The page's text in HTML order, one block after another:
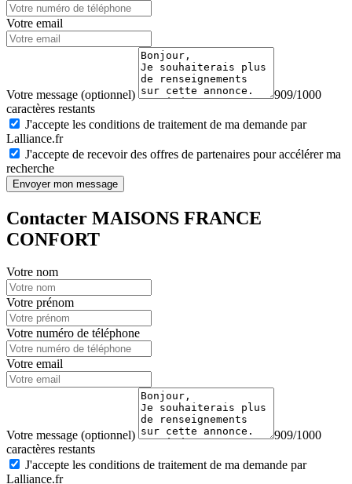
Votre email
Votre message (optionnel)
909/1000
caractères restants
J'accepte les conditions de traitement de ma demande par
Lalliance.fr
J'accepte de recevoir des offres de partenaires pour accélérer ma
recherche
Envoyer mon message
Contacter MAISONS FRANCE
CONFORT
Votre nom
Votre prénom
Votre numéro de téléphone
Votre email
Votre message (optionnel)
909/1000
caractères restants
J'accepte les conditions de traitement de ma demande par
Lalliance.fr